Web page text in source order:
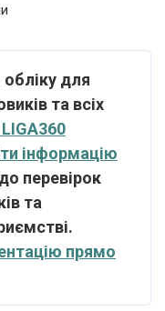
обліку для
та всіх
інформацію
перевірок
та
прямо